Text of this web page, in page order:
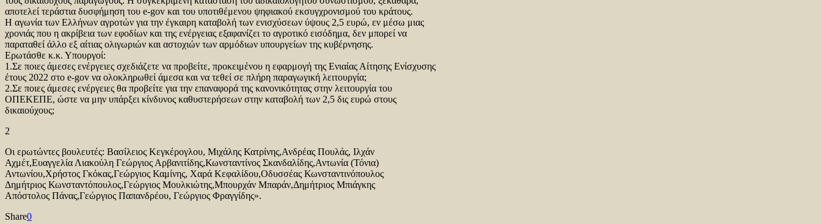
αποτελεί τεράστια δυσφήμηση του e-gov και του υποτιθέμενου ψηφιακού εκσυγχρονισμού του κράτους.
Η αγωνία των Ελλήνων αγροτών για την έγκαιρη καταβολή των ενισχύσεων ύψους 2,5 ευρώ, εν μέσω μιας
χρονιάς που η ακρίβεια των εφοδίων και της ενέργειας εξαφανίζει το αγροτικό εισόδημα, δεν μπορεί να
παραταθεί άλλο εξ αίτιας ολιγωριών και αστοχιών των αρμόδιων υπουργείων της κυβέρνησης.
Ερωτάσθε κ.κ. Υπουργοί:
1.Σε ποιες άμεσες ενέργειες σχεδιάζετε να προβείτε, προκειμένου η εφαρμογή της Ενιαίας Αίτησης Ενίσχυσης
έτους 2022 στο e-gov να ολοκληρωθεί άμεσα και να τεθεί σε πλήρη παραγωγική λειτουργία;
2.Σε ποιες άμεσες ενέργειες θα προβείτε για την επαναφορά της κανονικότητας στην λειτουργία του
ΟΠΕΚΕΠΕ, ώστε να μην υπάρξει κίνδυνος καθυστερήσεων στην καταβολή των 2,5 δις ευρώ στους
δικαιούχους;
2
Οι ερωτώντες βουλευτές: Βασίλειος Κεγκέρογλου, Μιχάλης Κατρίνης,Ανδρέας Πουλάς, Ιλχάν
Αχμέτ,Ευαγγελία Λιακούλη Γεώργιος Αρβανιτίδης,Κωνσταντίνος Σκανδαλίδης,Αντωνία (Τόνια)
Αντωνίου,Χρήστος Γκόκας,Γεώργιος Καμίνης, Χαρά Κεφαλίδου,Οδυσσέας Κωνσταντινόπουλος
Δημήτριος Κωνσταντόπουλος,Γεώργιος Μουλκιώτης,Μπουρχάν Μπαράν,Δημήτριος Μπιάγκης
Απόστολος Πάνας,Γεώργιος Παπανδρέου, Γεώργιος Φραγγίδης».
Share0